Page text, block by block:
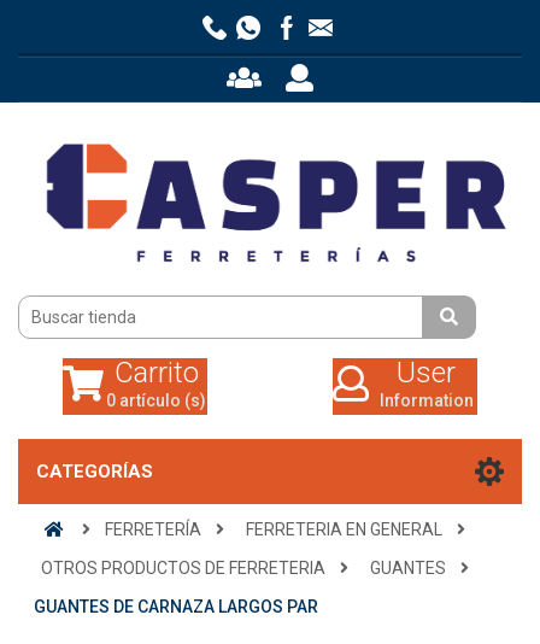
0 artículo (s)
Carrito
0 artículo (s)
User
Information
CATEGORÍAS
FERRETERÍA
FERRETERIA EN GENERAL
OTROS PRODUCTOS DE FERRETERIA
GUANTES
GUANTES DE CARNAZA LARGOS PAR